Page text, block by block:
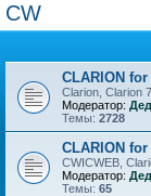
CW
CLARION
Clarion, Clarion 7
Модератор:
Темы: 2728
CLARION
CWICWEB,
Модератор:
Темы: 65